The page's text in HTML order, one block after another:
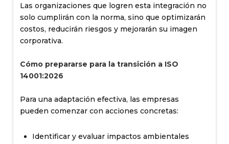
Las organizaciones que logren esta integración no
solo cumplirán con la norma, sino que optimizarán
costos, reducirán riesgos y mejorarán su imagen
corporativa.
Cómo prepararse para la transición a ISO
14001:2026
Para una adaptación efectiva, las empresas
pueden comenzar con acciones concretas:
Identificar y evaluar impactos ambientales